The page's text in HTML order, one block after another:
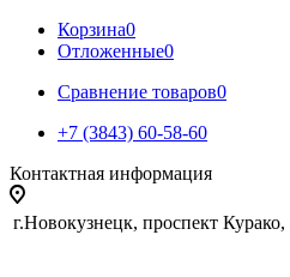
Корзина0
Отложенные0
Сравнение товаров0
+7 (3843) 60-58-60
Контактная информация
г.Новокузнецк, проспект Курако,